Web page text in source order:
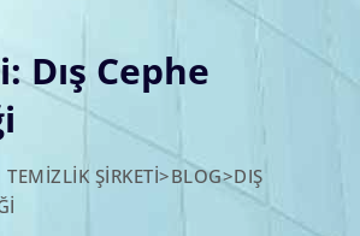
Dış Cephe
ŞIRKETI>BLOG>DIŞ